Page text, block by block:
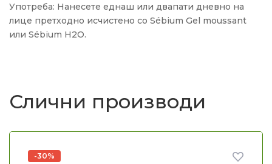
Употреба: Нанесете еднаш или двапати дневно на
лице претходно исчистено со Sébium Gel moussant
или Sébium H2O.
Слични производи
-30%